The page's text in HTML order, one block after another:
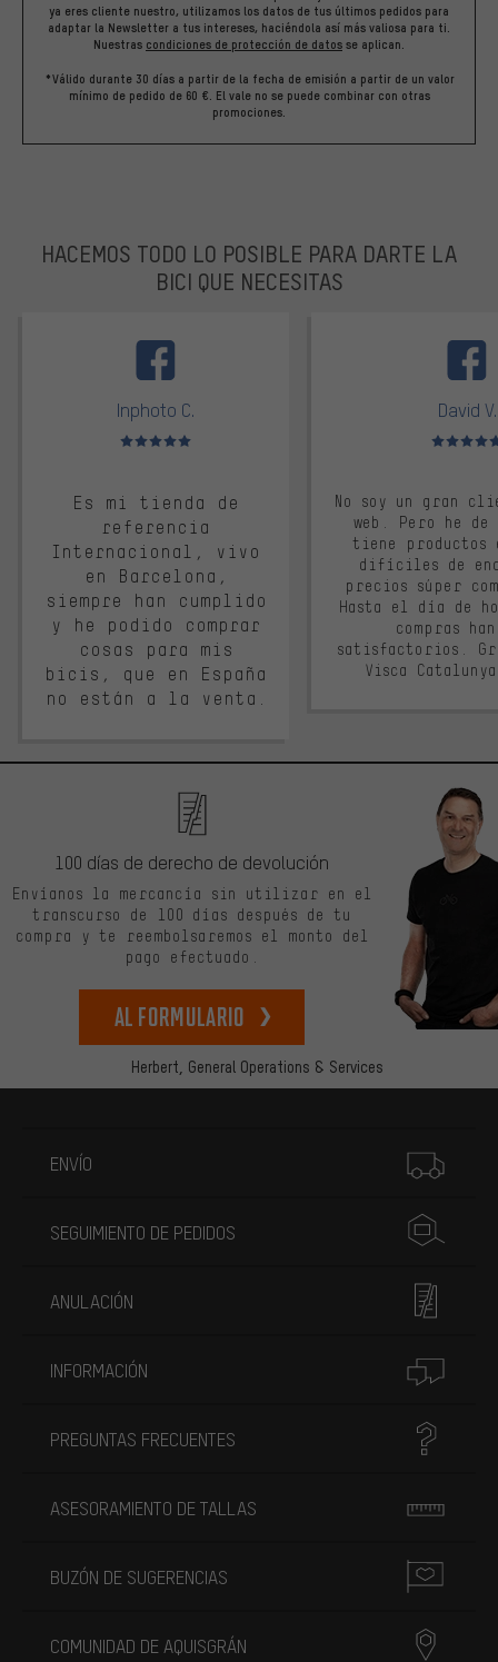
ya eres cliente nuestro, utilizamos los datos de tus últimos pedidos para
adaptar la Newsletter a tus intereses, haciéndola así más valiosa para ti.
Nuestras condiciones de protección de datos se aplican.
*Válido durante 30 días a partir de la fecha de emisión a partir de un valor
mínimo de pedido de 60 €. El vale no se puede combinar con otras
promociones.
HACEMOS TODO LO POSIBLE PARA DARTE LA
BICI QUE NECESITAS
Inphoto C.
Valoración media: 5 de 5
Es mi tienda de
referencia
Internacional, vivo
en Barcelona,
siempre han cumplido
y he podido comprar
cosas para mis
bicis, que en España
no están a la venta.
David V.
Valoración
No soy un gran
web. Pero he
tiene productos
difíciles de
precios súper
Hasta el día de
compras
satisfactorios.
Visca
Herbert, General Operations & Services
100 días de derecho de devolución
Envíanos la mercancía sin utilizar en el
transcurso de 100 días después de tu
compra y te reembolsaremos el monto del
pago efectuado.
Al formulario
ENVÍO
SEGUIMIENTO DE PEDIDOS
ANULACIÓN
INFORMACIÓN
PREGUNTAS FRECUENTES
ASESORAMIENTO DE TALLAS
BUZÓN DE SUGERENCIAS
COMUNIDAD DE AQUISGRÁN